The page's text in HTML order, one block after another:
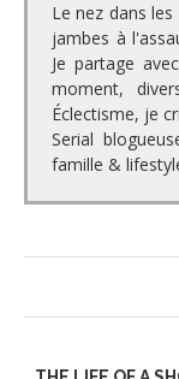
Le nez dans
jambes à
Je partage
moment,
Éclectisme, je
Serial
famille &